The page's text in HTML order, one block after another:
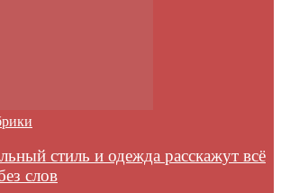
стиль и одежда расскажут всё
слов